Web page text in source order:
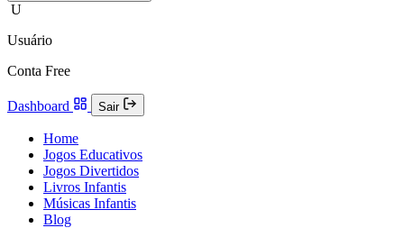
U
Usuário
Conta Free
Dashboard Sair
Home
Jogos Educativos
Jogos Divertidos
Livros Infantis
Músicas Infantis
Blog